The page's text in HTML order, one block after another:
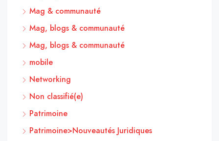
Mag & communauté
Mag, blogs & communauté
Mag, blogs & communauté
mobile
Networking
Non classifié(e)
Patrimoine
Patrimoine>Nouveautés Juridiques